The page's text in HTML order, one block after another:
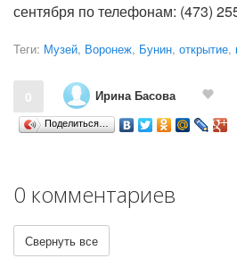
сентября по телефонам: (473)
Теги: Музей, Воронеж, Бунин, открытие,
0 Ирина Басова
Поделиться…
0 комментариев
Свернуть все